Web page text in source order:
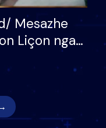
Mesazhe
Liçon nga
meritoj…